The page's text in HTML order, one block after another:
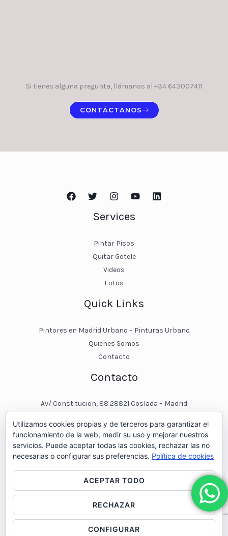
Si tienes alguna pregunta, llámanos al +34 643007411
CONTÁCTANOS
Services
Pintar Pisos
Quitar Gotele
Videos
Fotos
Quick Links
Pintores en Madrid Urbano – Pinturas Urbano
Quienes Somos
Contacto
Contacto
Av/ Constitucion, 88 28821 Coslada – Madrid
pinturasurbano@hotmail.es
+34 – 643 00 74 11
© 2026 Pintores en Madrid - Pinturas Urbano
Utilizamos cookies propias y de terceros para garantizar el
funcionamiento de la web, medir su uso y mejorar nuestros
servicios. Puede aceptar todas las cookies, rechazar las no
necesarias o configurar sus preferencias. Política de cookies
ACEPTAR TODO
RECHAZAR
CONFIGURAR